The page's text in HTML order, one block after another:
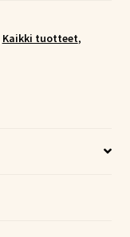
Kaikki tuotteet,